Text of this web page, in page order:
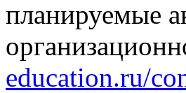
планируемые
education.ru/